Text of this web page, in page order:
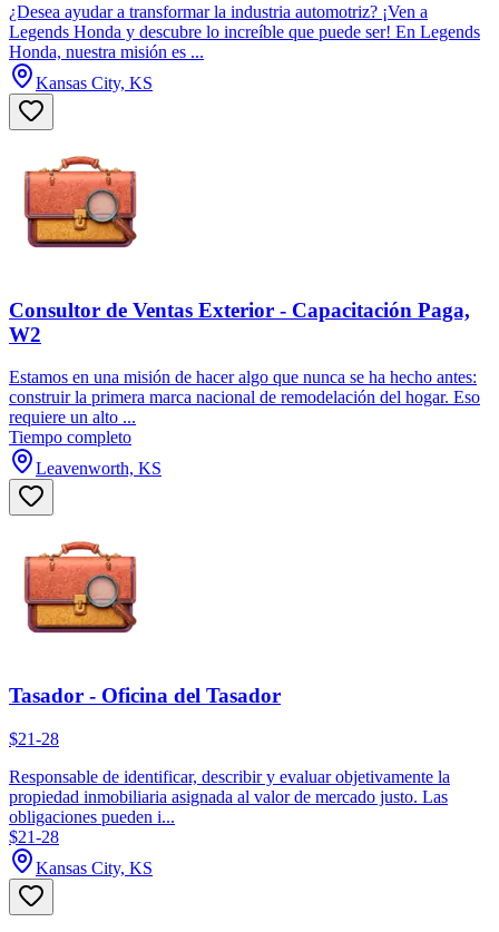
¿Desea ayudar a transformar la industria automotriz? ¡Ven a
Legends Honda y descubre lo increíble que puede ser! En Legends
Honda, nuestra misión es ...
Kansas City, KS
Consultor de Ventas Exterior - Capacitación Paga,
W2
Estamos en una misión de hacer algo que nunca se ha hecho antes:
construir la primera marca nacional de remodelación del hogar. Eso
requiere un alto ...
Tiempo completo
Leavenworth, KS
Tasador - Oficina del Tasador
$21-28
Responsable de identificar, describir y evaluar objetivamente la
propiedad inmobiliaria asignada al valor de mercado justo. Las
obligaciones pueden i...
$21-28
Kansas City, KS